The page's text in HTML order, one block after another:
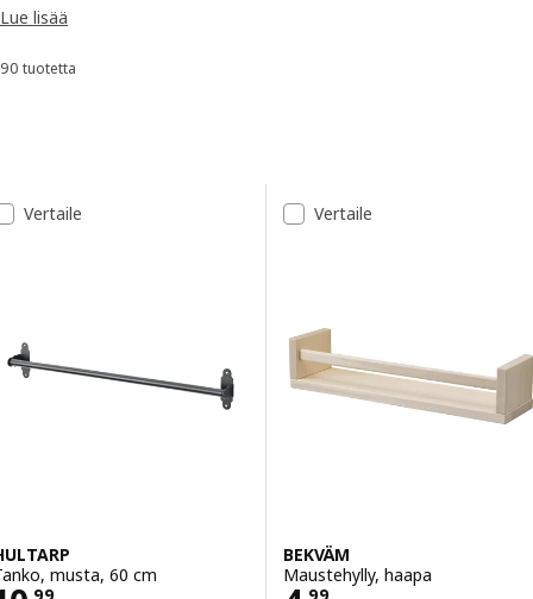
ja fiksujen säilytysratkaisujen avulla lisäät helposti säilytystilaa
nurkan. Samalla vähennät sotkua ja pidät arjen tavarat siististi
Lue lisää
Lajittele ja suodata
90 tuotetta
Tulosluettelo
Vertaile
musta, 60 cm
Vertaile
BEKVÄM
Maustehylly, haapa